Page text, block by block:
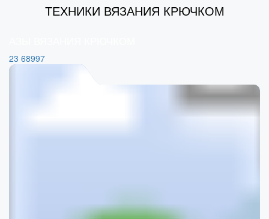
ТЕХНИКИ ВЯЗАНИЯ КРЮЧКОМ
23 68997